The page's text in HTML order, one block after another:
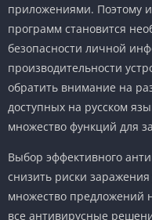
приложениями. Поэтому
программ становится
безопасности личной
производительности
обратить внимание на
доступных на русском
множество функций для
Выбор эффективного
снизить риски
множество предложений
все антивирусные